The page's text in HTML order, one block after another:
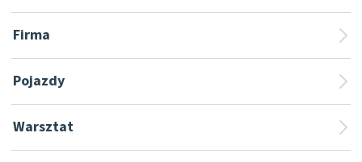
Firma
Pojazdy
Warsztat